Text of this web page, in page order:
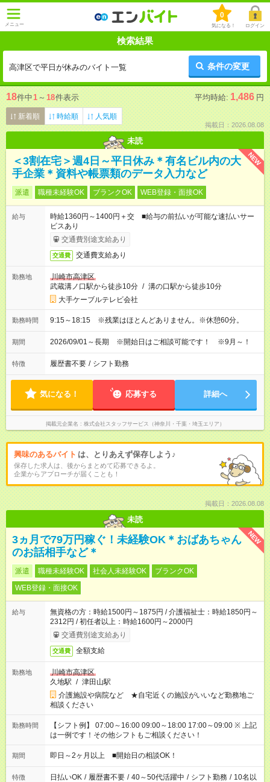
メニュー
0
気になる！ ログイン
検索結果
高津区で平日が休みのバイト一覧 条件の変更
18件中1 ～ 18件表示 平均時給: 1,486 円
新着順 時給順 人気順
掲載日：2026.08.08
未読
NEW
＜3割在宅＞週4日～平日休み＊有名ビル内の大
手企業＊資料や帳票類のデータ入力など
派遣 職種未経験OK ブランクOK WEB登録・面接OK
給与
時給1360円～1400円＋交 ■給与の前払いが可能な速払いサー
ビスあり
交通費別途支給あり
交通費 交通費支給あり
勤務地
川崎市高津区
武蔵溝ノ口駅から徒歩10分 / 溝の口駅から徒歩10分
大手ケーブルテレビ会社
勤務時間 9:15～18:15 ※残業はほとんどありません。※休憩60分。
期間 2026/09/01～長期 ※開始日はご相談可能です！ ※9月～！
特徴 履歴書不要 / シフト勤務
気になる！ 応募する 詳細へ
掲載元企業名 株式会社スタッフサービス（神奈川・千葉・埼玉エリア）
興味のあるバイト は、とりあえず保存しよう♪
保存した求人は、後からまとめて応募できるよ。
企業からアプローチが届くことも！
掲載日：2026.08.08
未読
NEW
3ヵ月で79万円稼ぐ！未経験OK＊おばあちゃん
のお話相手など＊
派遣 職種未経験OK 社会人未経験OK
ブランクOK
WEB登録・面接OK
給与
無資格の方：時給1500円～1875円 / 介護福祉士：時給1850円～
2312円 / 初任者以上：時給1600円～2000円
交通費別途支給あり
交通費 全額支給
勤務地
川崎市高津区
久地駅 / 津田山駅
介護施設や病院など ★自宅近くの施設がいいなど勤務地ご
相談ください
勤務時間
【シフト例】 07:00～16:00 09:00～18:00 17:00～09:00 ※ 上記
は一例です！その他シフトもご相談ください！
期間 即日～2ヶ月以上 ■開始日の相談OK！
特徴 日払いOK / 履歴書不要 / 40～50代活躍中 / シフト勤務 / 10名以